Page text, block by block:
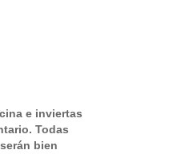
e inviertas
Todas
bien